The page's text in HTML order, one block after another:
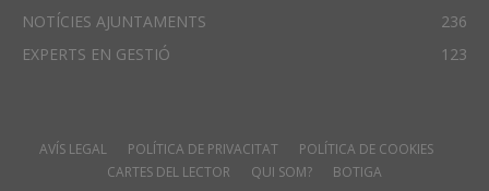
NOTÍCIES AJUNTAMENTS
236
EXPERTS EN GESTIÓ
123
AVÍS LEGAL POLÍTICA DE PRIVACITAT
POLÍTICA DE COOKIES
CARTES DEL LECTOR
QUI SOM? BOTIGA